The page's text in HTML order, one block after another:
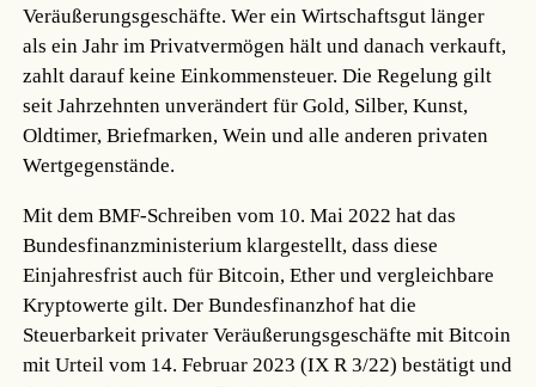
Veräußerungsgeschäfte. Wer ein Wirtschaftsgut länger
als ein Jahr im Privatvermögen hält und danach verkauft,
zahlt darauf keine Einkommensteuer. Die Regelung gilt
seit Jahrzehnten unverändert für Gold, Silber, Kunst,
Oldtimer, Briefmarken, Wein und alle anderen privaten
Wertgegenstände.
Mit dem BMF-Schreiben vom 10. Mai 2022 hat das
Bundesfinanzministerium klargestellt, dass diese
Einjahresfrist auch für Bitcoin, Ether und vergleichbare
Kryptowerte gilt. Der Bundesfinanzhof hat die
Steuerbarkeit privater Veräußerungsgeschäfte mit Bitcoin
mit Urteil vom 14. Februar 2023 (IX R 3/22) bestätigt und